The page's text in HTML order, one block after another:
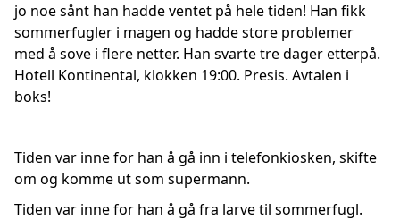
jo noe sånt han hadde ventet på hele tiden! Han fikk
sommerfugler i magen og hadde store problemer
med å sove i flere netter. Han svarte tre dager etterpå.
Hotell Kontinental, klokken 19:00. Presis. Avtalen i
boks!
Tiden var inne for han å gå inn i telefonkiosken, skifte
om og komme ut som supermann.
Tiden var inne for han å gå fra larve til sommerfugl.